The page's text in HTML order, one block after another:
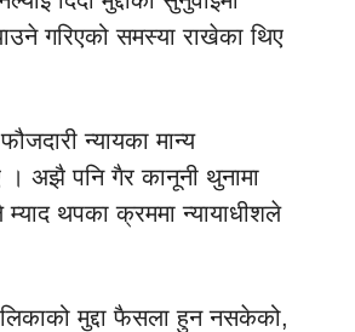
गरिएको समस्या राखेका थिए
न्यायका मान्य
। अझै पनि गैर कानूनी थुनामा
थपका क्रममा न्यायाधीशले
मुद्दा फैसला हुन नसकेको,